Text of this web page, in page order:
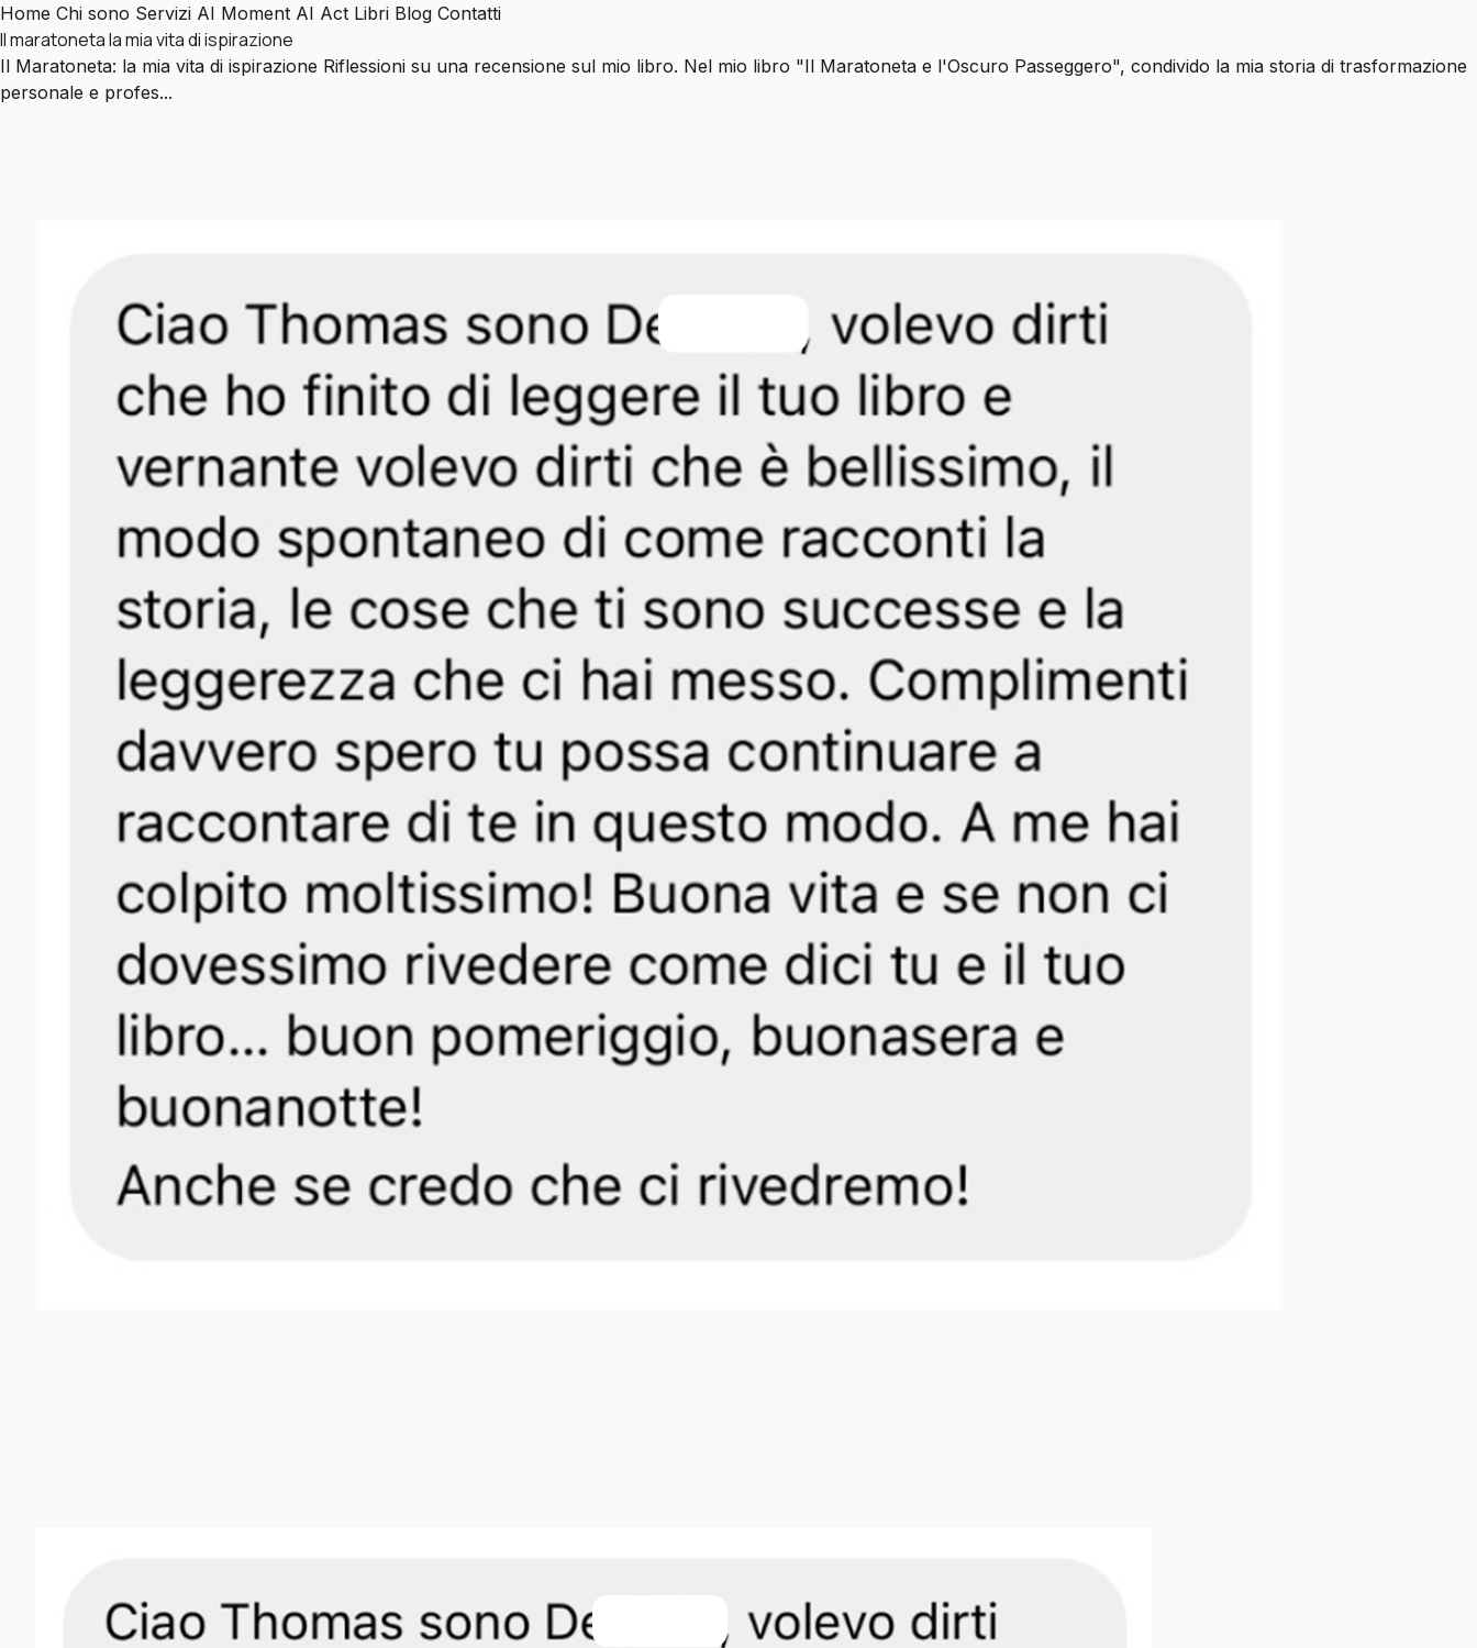
Home Chi sono Servizi AI Moment AI Act Libri Blog Contatti
Il maratoneta la mia vita di ispirazione
Il Maratoneta: la mia vita di ispirazione Riflessioni su una recensione sul mio libro. Nel mio libro "Il Maratoneta e l'Oscuro Passeggero", condivido la mia storia di trasformazione
personale e profes...